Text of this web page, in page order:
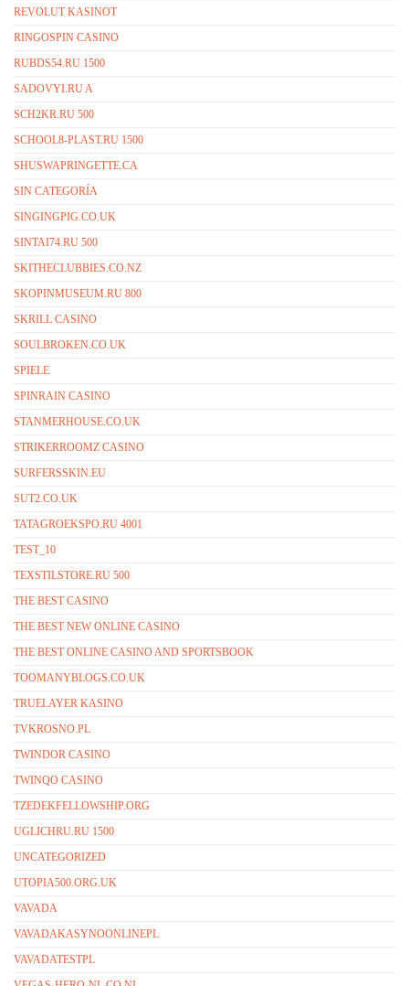
REVOLUT KASINOT
RINGOSPIN CASINO
RUBDS54.RU 1500
SADOVYI.RU A
SCH2KR.RU 500
SCHOOL8-PLAST.RU 1500
SHUSWAPRINGETTE.CA
SIN CATEGORÍA
SINGINGPIG.CO.UK
SINTAI74.RU 500
SKITHECLUBBIES.CO.NZ
SKOPINMUSEUM.RU 800
SKRILL CASINO
SOULBROKEN.CO.UK
SPIELE
SPINRAIN CASINO
STANMERHOUSE.CO.UK
STRIKERROOMZ CASINO
SURFERSSKIN.EU
SUT2.CO.UK
TATAGROEKSPO.RU 4001
TEST_10
TEXSTILSTORE.RU 500
THE BEST CASINO
THE BEST NEW ONLINE CASINO
THE BEST ONLINE CASINO AND SPORTSBOOK
TOOMANYBLOGS.CO.UK
TRUELAYER KASINO
TVKROSNO.PL
TWINDOR CASINO
TWINQO CASINO
TZEDEKFELLOWSHIP.ORG
UGLICHRU.RU 1500
UNCATEGORIZED
UTOPIA500.ORG.UK
VAVADA
VAVADAKASYNOONLINEPL
VAVADATESTPL